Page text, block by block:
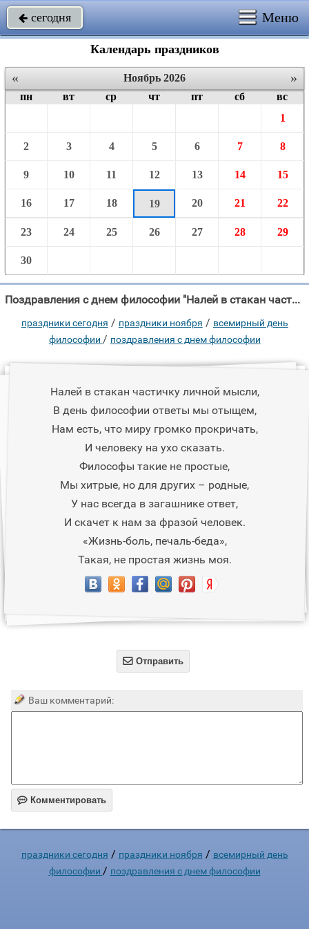
 сегодня Меню
Календарь праздников
« »
Ноябрь 2026
пн
вт ср чт пт сб
вс
1
2 3 4 5 6 7 8
9 10 11 12 13 14 15
16 17 18 19 20 21 22
23 24 25 26 27 28 29
30
Поздравления с днем философии "Налей в стакан частичку личной мысли, В день философии ответы мы отыщем, Нам"
праздники сегодня / праздники ноября / всемирный день
философии / поздравления с днем философии
Налей в стакан частичку личной мысли,
В день философии ответы мы отыщем,
Нам есть, что миру громко прокричать,
И человеку на ухо сказать.
Философы такие не простые,
Мы хитрые, но для других – родные,
У нас всегда в загашнике ответ,
И скачет к нам за фразой человек.
«Жизнь-боль, печаль-беда»,
Такая, не простая жизнь моя.
 Отправить
Ваш комментарий:
 Комментировать
праздники сегодня / праздники ноября / всемирный день
философии / поздравления с днем философии